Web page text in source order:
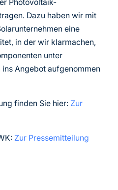
Photovoltaik-
Dazu haben wir mit
eine
in der wir klarmachen,
unter
Angebot aufgenommen
finden Sie hier: Zur
Zur Pressemitteilung